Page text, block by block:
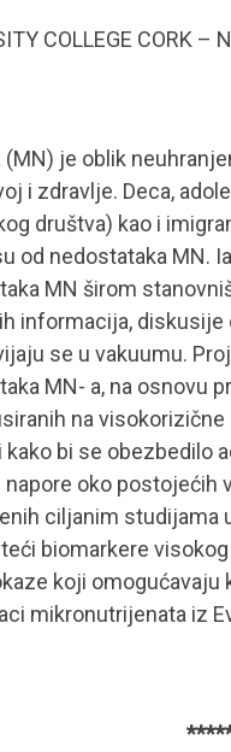
COLLEGE CORK –
je oblik
i zdravlje. Deca,
društva) kao i
od nedostataka MN.
MN širom
informacija,
se u vakuumu.
MN- a, na osnovu
na
bi se obezbedilo
oko postojećih
ciljanim
biomarkere
koji
mikronutrijenata iz